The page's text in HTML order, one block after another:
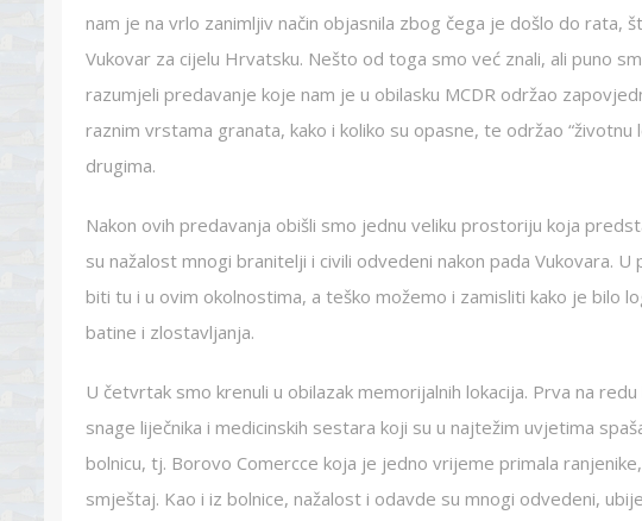
nam je na vrlo zanimljiv način objasnila zbog čega je došlo do rata,
Vukovar za cijelu Hrvatsku. Nešto od toga smo već znali, ali puno
razumjeli predavanje koje nam je u obilasku MCDR održao
raznim vrstama granata, kako i koliko su opasne, te održao
drugima.
Nakon ovih predavanja obišli smo jednu veliku prostoriju koja
su nažalost mnogi branitelji i civili odvedeni nakon pada Vukovara.
biti tu i u ovim okolnostima, a teško možemo i zamisliti kako je bilo
batine i zlostavljanja.
U četvrtak smo krenuli u obilazak memorijalnih lokacija. Prva na
snage liječnika i medicinskih sestara koji su u najtežim uvjetima
bolnicu, tj. Borovo Comercce koja je jedno vrijeme primala
smještaj. Kao i iz bolnice, nažalost i odavde su mnogi odvedeni,